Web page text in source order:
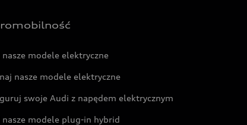
nasze modele elektryczne
nasze modele elektryczne
swoje Audi z napędem elektrycznym
nasze modele plug-in hybrid